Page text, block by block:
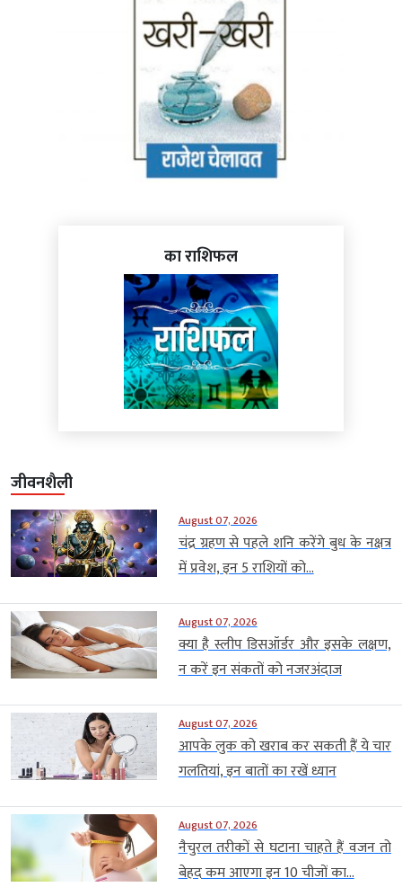
का राशिफल
जीवनशैली
August 07, 2026
चंद्र ग्रहण से पहले शनि करेंगे बुध के नक्षत्र
में प्रवेश, इन 5 राशियों को...
August 07, 2026
क्या है स्लीप डिसऑर्डर और इसके लक्षण,
न करें इन संकतों को नजरअंदाज
August 07, 2026
आपके लुक को खराब कर सकती हैं ये चार
गलतियां, इन बातों का रखें ध्यान
August 07, 2026
नैचुरल तरीकों से घटाना चाहते हैं वजन तो
बेहद कम आएगा इन 10 चीजों का...